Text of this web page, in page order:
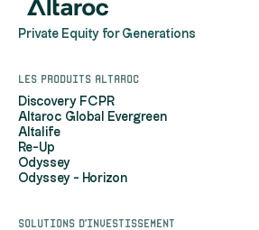
Private Equity for Generations
Les produits Altaroc
Discovery FCPR
Altaroc Global Evergreen
Altalife
Re-Up
Odyssey
Odyssey - Horizon
Solutions d'investissement